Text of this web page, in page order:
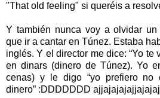
"That old feeling" si queréis a
Y también nunca voy a olvidar un
que ir a cantar en Túnez. Estaba
inglés. Y el director me dice: “Yo te
en dinars (dinero de Túnez). Yo
cenas) y le digo “yo prefiero no
dinero” :DDDDDDD